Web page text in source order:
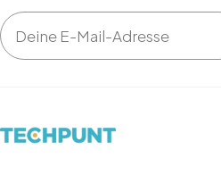
Email